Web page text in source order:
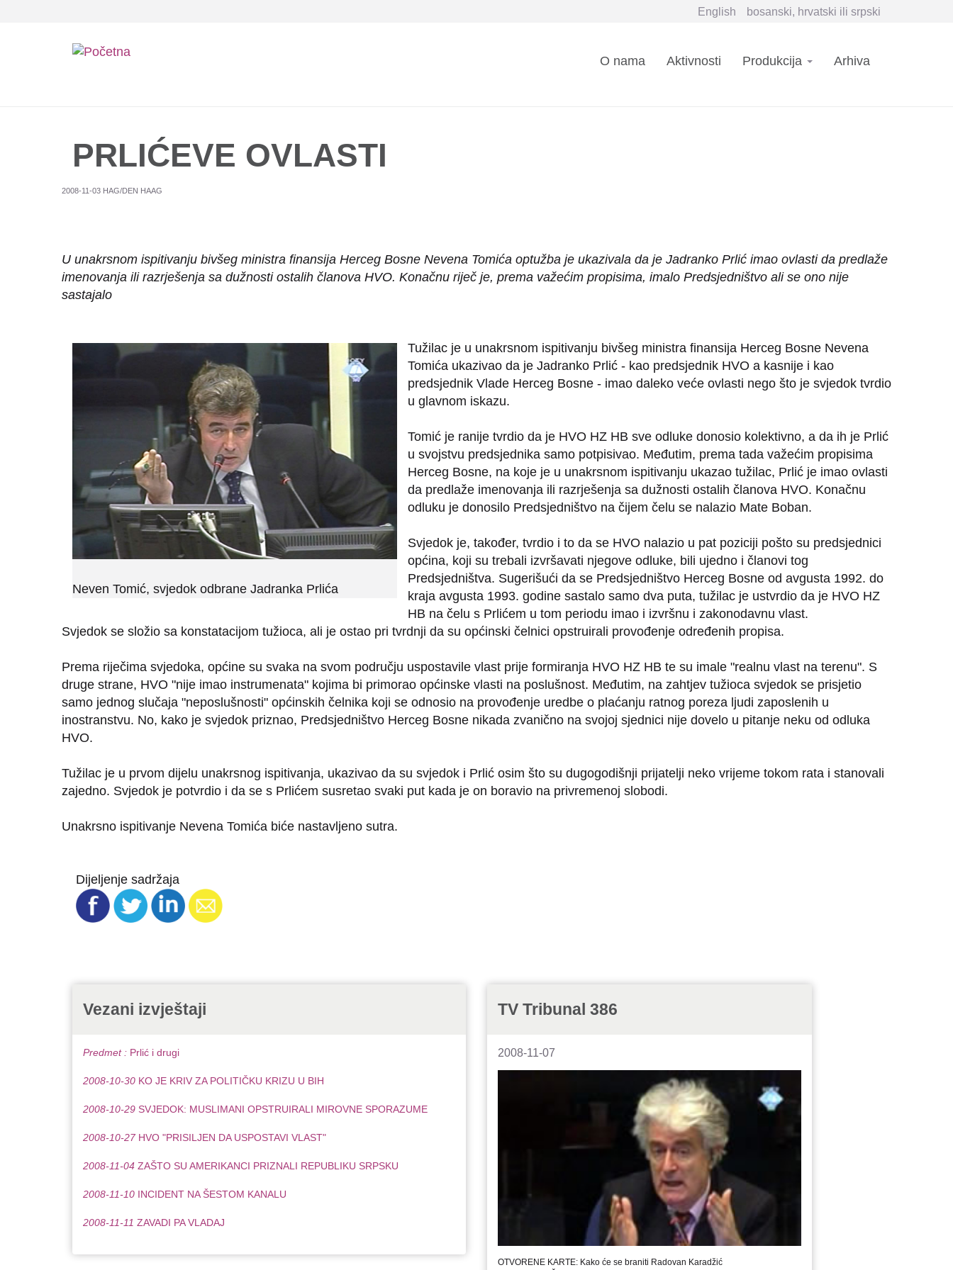
English bosanski, hrvatski ili srpski
O nama Aktivnosti Produkcija Arhiva
PRLIĆEVE OVLASTI
2008-11-03 HAG/DEN HAAG
U unakrsnom ispitivanju bivšeg ministra finansija Herceg Bosne Nevena Tomića optužba je ukazivala da je Jadranko Prlić imao ovlasti da predlaže
imenovanja ili razrješenja sa dužnosti ostalih članova HVO. Konačnu riječ je, prema važećim propisima, imalo Predsjedništvo ali se ono nije
sastajalo
Neven Tomić, svjedok odbrane Jadranka Prlića
Tužilac je u unakrsnom ispitivanju bivšeg ministra finansija Herceg Bosne Nevena
Tomića ukazivao da je Jadranko Prlić - kao predsjednik HVO a kasnije i kao
predsjednik Vlade Herceg Bosne - imao daleko veće ovlasti nego što je svjedok tvrdio
u glavnom iskazu.
Tomić je ranije tvrdio da je HVO HZ HB sve odluke donosio kolektivno, a da ih je Prlić
u svojstvu predsjednika samo potpisivao. Međutim, prema tada važećim propisima
Herceg Bosne, na koje je u unakrsnom ispitivanju ukazao tužilac, Prlić je imao ovlasti
da predlaže imenovanja ili razrješenja sa dužnosti ostalih članova HVO. Konačnu
odluku je donosilo Predsjedništvo na čijem čelu se nalazio Mate Boban.
Svjedok je, također, tvrdio i to da se HVO nalazio u pat poziciji pošto su predsjednici
općina, koji su trebali izvršavati njegove odluke, bili ujedno i članovi tog
Predsjedništva. Sugerišući da se Predsjedništvo Herceg Bosne od avgusta 1992. do
kraja avgusta 1993. godine sastalo samo dva puta, tužilac je ustvrdio da je HVO HZ
HB na čelu s Prlićem u tom periodu imao i izvršnu i zakonodavnu vlast.
Svjedok se složio sa konstatacijom tužioca, ali je ostao pri tvrdnji da su općinski čelnici opstruirali provođenje određenih propisa.
Prema riječima svjedoka, općine su svaka na svom području uspostavile vlast prije formiranja HVO HZ HB te su imale "realnu vlast na terenu". S
druge strane, HVO "nije imao instrumenata" kojima bi primorao općinske vlasti na poslušnost. Međutim, na zahtjev tužioca svjedok se prisjetio
samo jednog slučaja "neposlušnosti" općinskih čelnika koji se odnosio na provođenje uredbe o plaćanju ratnog poreza ljudi zaposlenih u
inostranstvu. No, kako je svjedok priznao, Predsjedništvo Herceg Bosne nikada zvanično na svojoj sjednici nije dovelo u pitanje neku od odluka
HVO.
Tužilac je u prvom dijelu unakrsnog ispitivanja, ukazivao da su svjedok i Prlić osim što su dugogodišnji prijatelji neko vrijeme tokom rata i stanovali
zajedno. Svjedok je potvrdio i da se s Prlićem susretao svaki put kada je on boravio na privremenoj slobodi.
Unakrsno ispitivanje Nevena Tomića biće nastavljeno sutra.
Dijeljenje sadržaja
Vezani izvještaji
Predmet : Prlić i drugi
2008-10-30 KO JE KRIV ZA POLITIČKU KRIZU U BIH
2008-10-29 SVJEDOK: MUSLIMANI OPSTRUIRALI MIROVNE SPORAZUME
2008-10-27 HVO "PRISILJEN DA USPOSTAVI VLAST"
2008-11-04 ZAŠTO SU AMERIKANCI PRIZNALI REPUBLIKU SRPSKU
2008-11-10 INCIDENT NA ŠESTOM KANALU
2008-11-11 ZAVADI PA VLADAJ
TV Tribunal 386
2008-11-07
OTVORENE KARTE: Kako će se braniti Radovan Karadžić